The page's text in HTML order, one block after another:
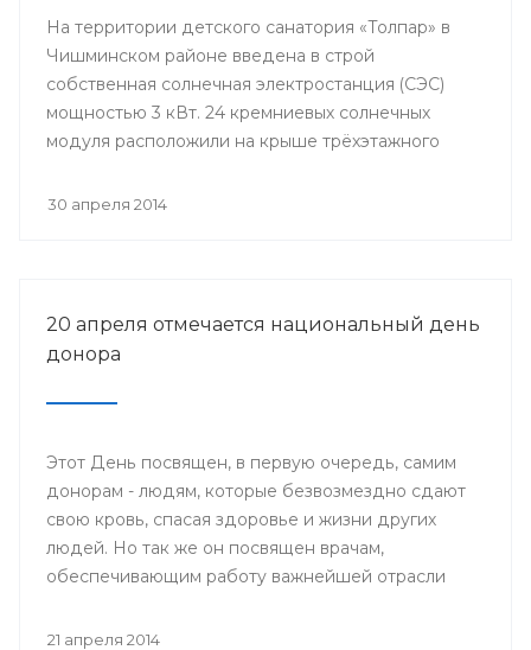
На территории детского санатория «Толпар» в
Чишминском районе введена в строй
собственная солнечная электростанция (СЭС)
мощностью 3 кВт. 24 кремниевых солнечных
модуля расположили на крыше трёхэтажного
30 апреля 2014
20 апреля отмечается национальный день
донора
Этот День посвящен, в первую очередь, самим
донорам - людям, которые безвозмездно сдают
свою кровь, спасая здоровье и жизни других
людей. Но так же он посвящен врачам,
обеспечивающим работу важнейшей отрасли
21 апреля 2014